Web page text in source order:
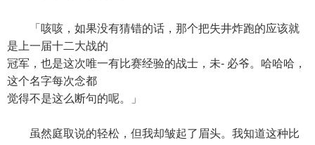
「咳咳，如果没有猜错的话，那个把失井炸跑的应该就
是上一届十二大战的
冠军，也是这次唯一有比赛经验的战士，未- 必爷。哈哈哈，
这个名字每次念都
觉得不是这么断句的呢。」
虽然庭取说的轻松，但我却皱起了眉头。我知道这种比